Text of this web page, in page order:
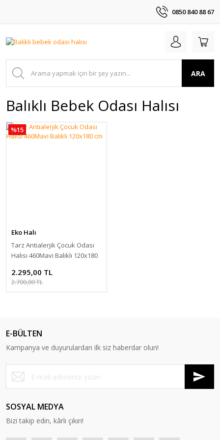
0850 840 88 67
ARA
Balıklı Bebek Odası Halısı
%15
Eko Halı
Tarz Antialerjik Çocuk Odası
Halısı 460Mavi Balıklı 120x180
2.295,00 TL
2.700,00 TL
E-BÜLTEN
Kampanya ve duyurulardan ilk siz haberdar olun!
SOSYAL MEDYA
Bizi takip edin, kârlı çıkın!